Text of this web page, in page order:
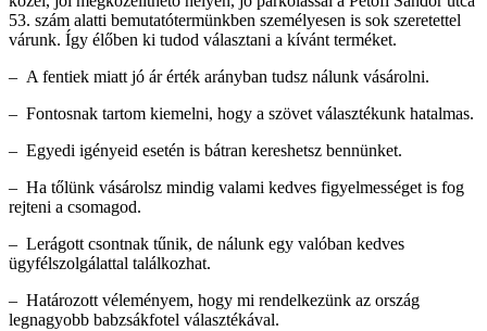
53. szám alatti bemutatótermünkben személyesen is sok szeretettel
várunk. Így élőben ki tudod választani a kívánt terméket.
– A fentiek miatt jó ár érték arányban tudsz nálunk vásárolni.
– Fontosnak tartom kiemelni, hogy a szövet választékunk hatalmas.
– Egyedi igényeid esetén is bátran kereshetsz bennünket.
– Ha tőlünk vásárolsz mindig valami kedves figyelmességet is fog
rejteni a csomagod.
– Lerágott csontnak tűnik, de nálunk egy valóban kedves
ügyfélszolgálattal találkozhat.
– Határozott véleményem, hogy mi rendelkezünk az ország
legnagyobb babzsákfotel választékával.